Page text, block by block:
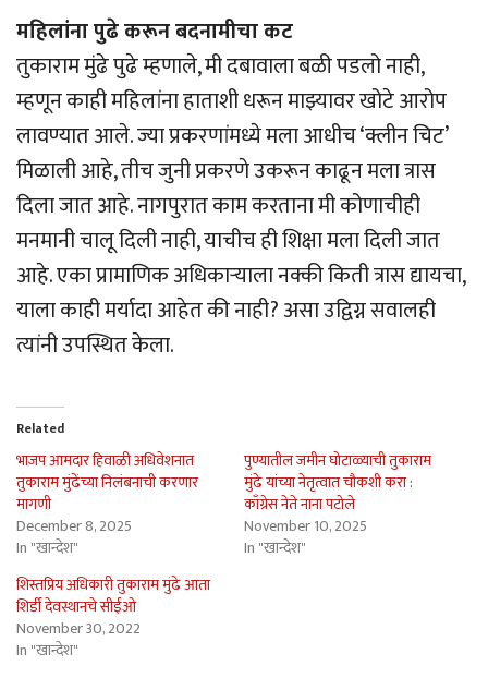
महिलांना पुढे करून बदनामीचा कट
तुकाराम मुंढे पुढे म्हणाले, मी दबावाला बळी पडलो नाही,
म्हणून काही महिलांना हाताशी धरून माझ्यावर खोटे आरोप
लावण्यात आले. ज्या प्रकरणांमध्ये मला आधीच ‘क्लीन चिट’
मिळाली आहे, तीच जुनी प्रकरणे उकरून काढून मला त्रास
दिला जात आहे. नागपुरात काम करताना मी कोणाचीही
मनमानी चालू दिली नाही, याचीच ही शिक्षा मला दिली जात
आहे. एका प्रामाणिक अधिकार्‍याला नक्की किती त्रास द्यायचा,
याला काही मर्यादा आहेत की नाही? असा उद्विग्न सवालही
त्यांनी उपस्थित केला.
Related
भाजप आमदार हिवाळी अधिवेशनात
तुकाराम मुंढेंच्या निलंबनाची करणार
मागणी
December 8, 2025
In "खान्देश"
पुण्यातील जमीन घोटाळ्याची तुकाराम
मुंढे यांच्या नेतृत्वात चौकशी करा :
काँग्रेस नेते नाना पटोले
November 10, 2025
In "खान्देश"
शिस्तप्रिय अधिकारी तुकाराम मुंढे आता
शिर्डी देवस्थानचे सीईओ
November 30, 2022
In "खान्देश"